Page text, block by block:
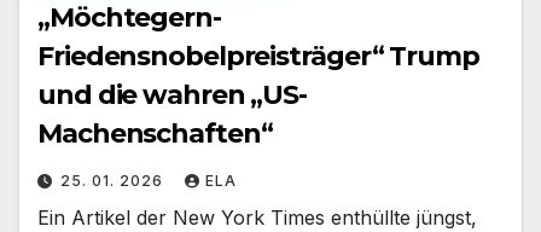
„Möchtegern-
Friedensnobelpreisträger“ Trump
und die wahren „US-
Machenschaften“
25. 01. 2026 ELA
Ein Artikel der New York Times enthüllte jüngst,